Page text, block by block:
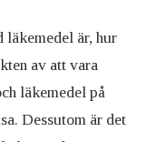
läkemedel är, hur
av att vara
läkemedel på
Dessutom är det